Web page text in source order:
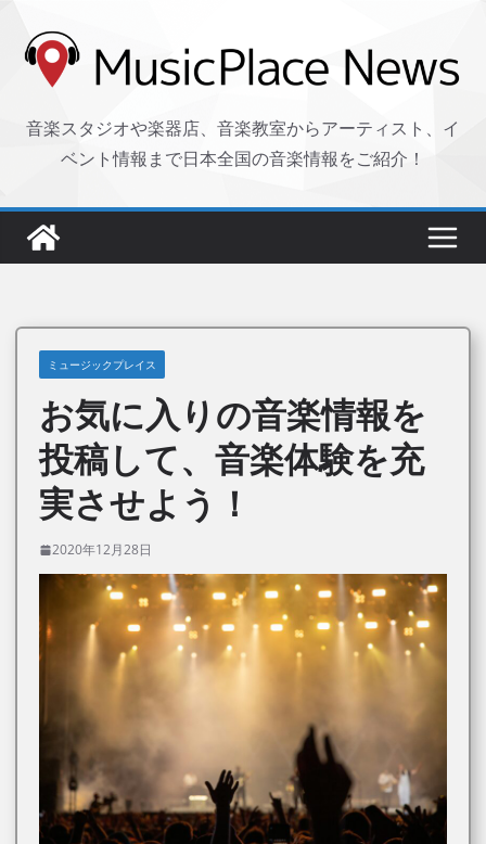
音楽スタジオや楽器店、音楽教室からアーティスト、イ
ベント情報まで日本全国の音楽情報をご紹介！
ミュージックプレイス
お気に入りの音楽情報を
投稿して、音楽体験を充
実させよう！
2020年12月28日